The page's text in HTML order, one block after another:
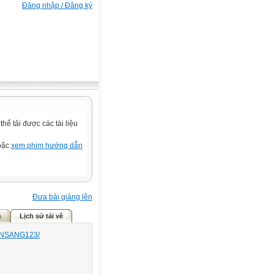
Đăng nhập / Đăng ký
tải được các tài liệu
xem phim hướng dẫn
Đưa bài giảng lên
Lịch sử tải về